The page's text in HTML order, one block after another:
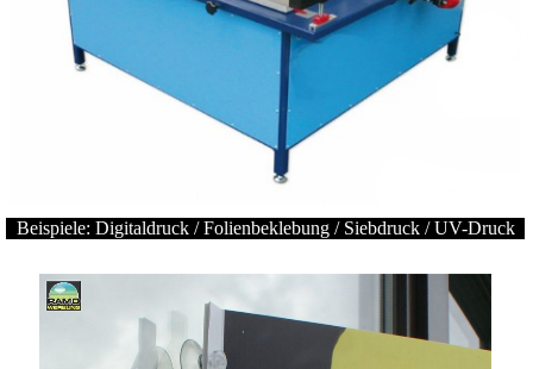
Beispiele: Digitaldruck / Folienbeklebung / Siebdruck / UV-Druck